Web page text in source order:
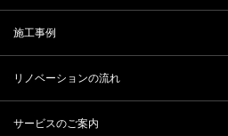
施工事例
リノベーションの流れ
サービスのご案内